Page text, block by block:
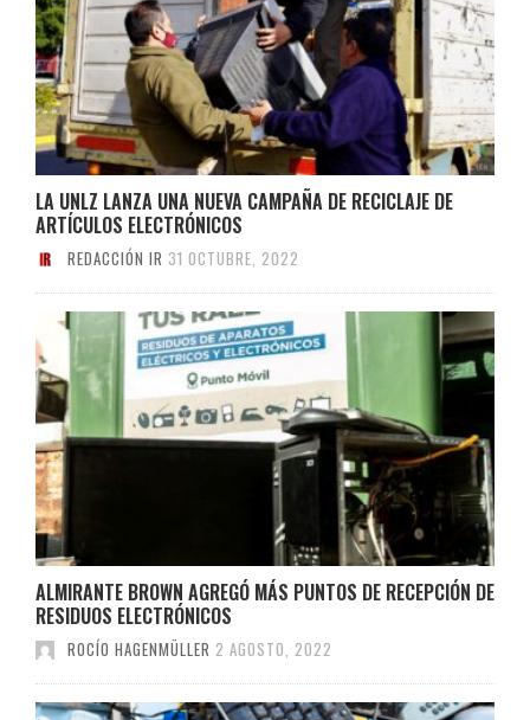
LA UNLZ LANZA UNA NUEVA CAMPAÑA DE RECICLAJE DE
ARTÍCULOS ELECTRÓNICOS
REDACCIÓN IR 31 OCTUBRE, 2022
ALMIRANTE BROWN AGREGÓ MÁS PUNTOS DE RECEPCIÓN DE
RESIDUOS ELECTRÓNICOS
ROCÍO HAGENMÜLLER 2 AGOSTO, 2022